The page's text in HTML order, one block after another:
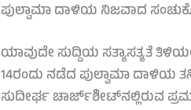
ಪುಲ್ವಾಮಾ ದಾಳಿಯ ನಿಜವಾದ
ಯಾವುದೇ ಸುದ್ದಿಯ ಸತ್ಯಾಸತ್ಯತೆ
14ರಂದು ನಡೆದ ಪುಲ್ವಾಮಾ ದಾಳಿಯ
ಸುದೀರ್ಘ ಚಾರ್ಜ್‌ಶೀಟ್‌ನಲ್ಲಿರುವ